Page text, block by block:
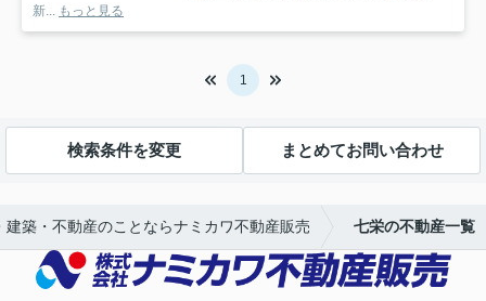
新...
もっと見る
1
検索条件を変更 まとめてお問い合わせ
建築・不動産のことならナミカワ不動産販売 七栄の不動産一覧